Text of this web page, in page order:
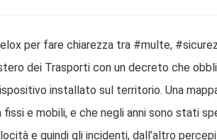
per fare chiarezza tra #multe,
dei Trasporti con un decreto che
installato sul territorio. Una
e mobili, e che negli anni sono stati
e quindi gli incidenti, dall’altro